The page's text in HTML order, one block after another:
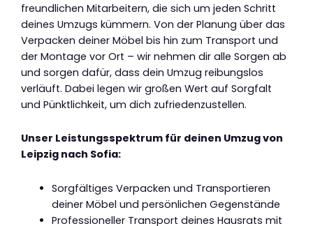
freundlichen Mitarbeitern, die sich um jeden Schritt
deines Umzugs kümmern. Von der Planung über das
Verpacken deiner Möbel bis hin zum Transport und
der Montage vor Ort – wir nehmen dir alle Sorgen ab
und sorgen dafür, dass dein Umzug reibungslos
verläuft. Dabei legen wir großen Wert auf Sorgfalt
und Pünktlichkeit, um dich zufriedenzustellen.
Unser Leistungsspektrum für deinen Umzug von
Leipzig nach Sofia:
Sorgfältiges Verpacken und Transportieren
deiner Möbel und persönlichen Gegenstände
Professioneller Transport deines Hausrats mit